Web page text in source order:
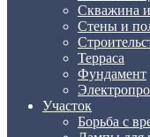
Скважина
Стены и
Терраса
Фундамент
Участок
Борьба с